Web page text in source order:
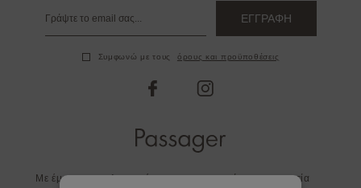
ΕΓΓΡΑΦΗ
Συμφωνώ με τους όρους και προϋποθέσεις
facebookinstagram
Με έμφαση στη λεπτομέρεια και στην ποιότητα η εταιρεία